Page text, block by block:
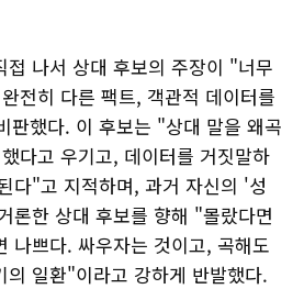
접 나서 상대 후보의 주장이 "너무
전히 다른 팩트, 객관적 데이터를
판했다. 이 후보는 "상대 말을 왜곡
다고 우기고, 데이터를 거짓말하
다"고 지적하며, 과거 자신의 '성
론한 상대 후보를 향해 "몰랐다면
나쁘다. 싸우자는 것이고, 곡해도
의 일환"이라고 강하게 반발했다.